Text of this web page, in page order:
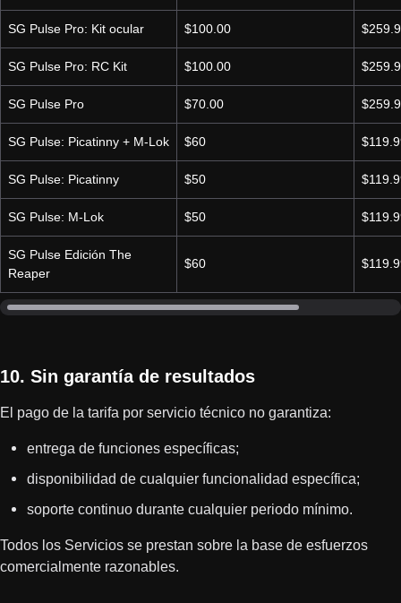
SG Pulse Pro: Kit ocular $100.00
SG Pulse Pro: RC Kit $100.00
SG Pulse Pro $70.00
SG Pulse: Picatinny + M-Lok $60
SG Pulse: Picatinny $50
SG Pulse: M-Lok $50
SG Pulse Edición The
Reaper
$60
10. Sin garantía de resultados
El pago de la tarifa por servicio técnico no garantiza:
entrega de funciones específicas;
disponibilidad de cualquier funcionalidad específica;
soporte continuo durante cualquier periodo mínimo.
Todos los Servicios se prestan sobre la base de esfuerzos
comercialmente razonables.